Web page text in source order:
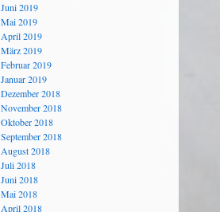
Juni 2019
Mai 2019
April 2019
März 2019
Februar 2019
Januar 2019
Dezember 2018
November 2018
Oktober 2018
September 2018
August 2018
Juli 2018
Juni 2018
Mai 2018
April 2018